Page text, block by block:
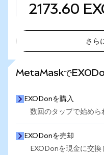
2173.60
さら
MetaMaskで
EXODonを購入
数回のタップで始めら
EXODonを売却
EXODonを現金に交換